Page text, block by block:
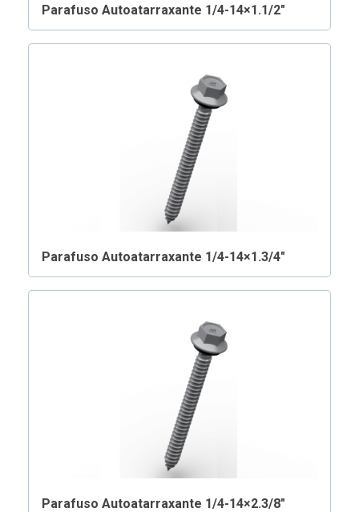
Parafuso Autoatarraxante 1/4-14×1.1/2″
Parafuso Autoatarraxante 1/4-14×1.3/4″
Parafuso Autoatarraxante 1/4-14×2.3/8″